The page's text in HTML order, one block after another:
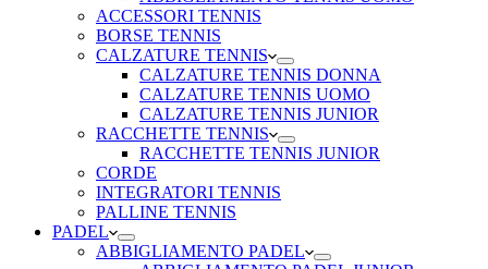
ACCESSORI TENNIS
BORSE TENNIS
CALZATURE TENNIS
CALZATURE TENNIS DONNA
CALZATURE TENNIS UOMO
CALZATURE TENNIS JUNIOR
RACCHETTE TENNIS
RACCHETTE TENNIS JUNIOR
CORDE
INTEGRATORI TENNIS
PALLINE TENNIS
PADEL
ABBIGLIAMENTO PADEL